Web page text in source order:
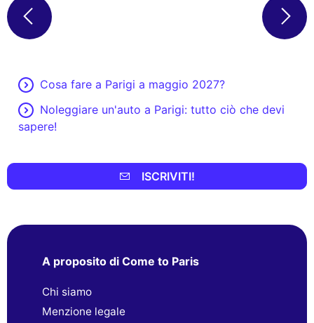
Cosa fare a Parigi a maggio 2027?
Noleggiare un'auto a Parigi: tutto ciò che devi
sapere!
ISCRIVITI!
A proposito di Come to Paris
Chi siamo
Menzione legale